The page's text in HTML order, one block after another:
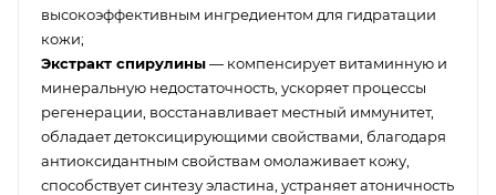
высокоэффективным ингредиентом для гидратации
кожи;
Экстракт спирулины— компенсирует витаминную и
минеральную недостаточность, ускоряет процессы
регенерации, восстанавливает местный иммунитет,
обладает детоксицирующими свойствами, благодаря
антиоксидантным свойствам омолаживает кожу,
способствует синтезу эластина, устраняет атоничность